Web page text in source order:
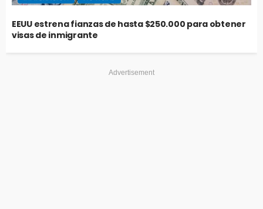
EEUU estrena fianzas de hasta $250.000 para obtener
visas de inmigrante
Advertisement